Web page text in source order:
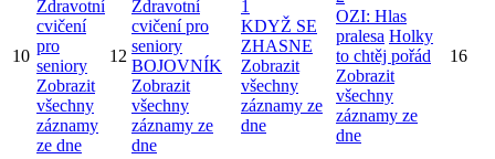
10
Zdravotní
cvičení
pro
seniory
Zobrazit
všechny
záznamy
ze dne
12
Zdravotní
cvičení pro
seniory
BOJOVNÍK
Zobrazit
všechny
záznamy ze
dne
1
KDYŽ SE
ZHASNE
Zobrazit
všechny
záznamy ze
dne
OZI: Hlas
pralesa Holky
to chtěj pořád
Zobrazit
všechny
záznamy ze
dne
16